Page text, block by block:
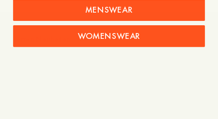
MENSWEAR
WOMENSWEAR